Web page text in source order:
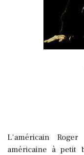
L'américain
américaine à petit